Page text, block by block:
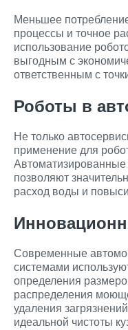
Меньшее
процессы и точное
использование
выгодным с
ответственным с
Роботы в
Не только
применение для
позволяют
расход воды и
Современные
системами
определения
распределения
удаления
идеальной чистоты